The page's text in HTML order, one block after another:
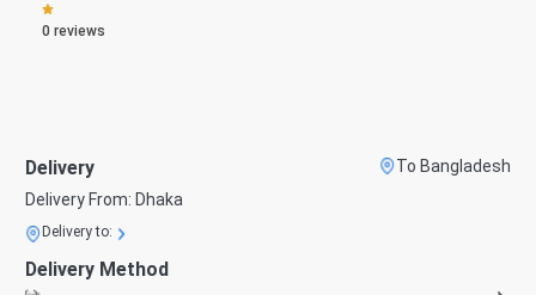
0 reviews
Delivery
To Bangladesh
Delivery From: Dhaka
Delivery to:
Delivery Method